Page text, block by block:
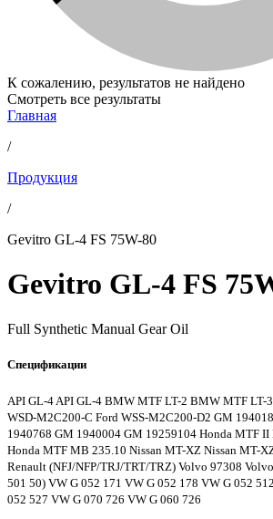
К сожалению, результатов не найдено
Смотреть все результаты
Главная
/
Продукция
/
Gevitro GL-4 FS 75W-80
Gevitro GL-4 FS
Full Synthetic Manual Gear Oil
Спецификации
API GL-4API GL-4 BMW MTF LT-2 BMW MTF LT-3
WSD-M2C200-C Ford WSS-M2C200-D2 GM
1940768 GM 1940004 GM 19259104 Honda MTF II
Honda MTF MB 235.10 Nissan MT-XZ Nissan MT-
Renault (NFJ/NFP/TRJ/TRT/TRZ) Volvo 97308
501 50) VW G 052 171 VW G 052 178 VW G 052 512
052 527 VW G 070 726 VW G 060 726